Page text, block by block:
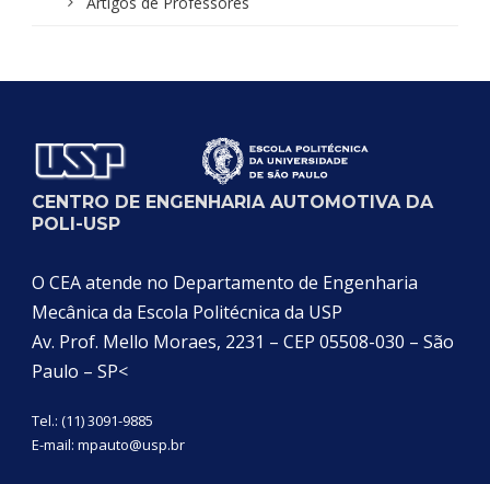
CENTRO DE ENGENHARIA AUTOMOTIVA DA
POLI-USP
O CEA atende no Departamento de Engenharia
Mecânica da Escola Politécnica da USP
Av. Prof. Mello Moraes, 2231 – CEP 05508-030 – São
Paulo – SP<
Tel.: (11) 3091-9885
E-mail: mpauto@usp.br